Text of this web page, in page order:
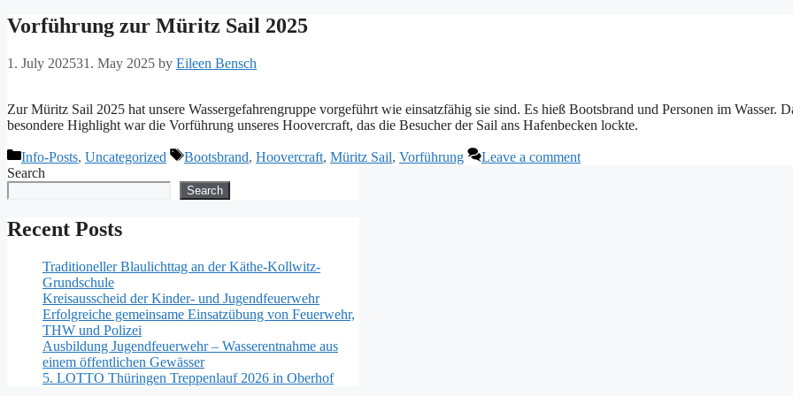
Vorführung zur Müritz Sail 2025
1. July 202531. May 2025 by Eileen Bensch
Zur Müritz Sail 2025 hat unsere Wassergefahrengruppe vorgeführt wie einsatzfähig sie sind. Es hieß Bootsbrand und Personen im Wasser.
besondere Highlight war die Vorführung unseres Hoovercraft, das die Besucher der Sail ans Hafenbecken lockte.
Categories
Info-Posts, Uncategorized Tags
Bootsbrand, Hoovercraft, Müritz Sail, Vorführung
Leave a comment
Search
Search
Recent Posts
Traditioneller Blaulichttag an der Käthe-Kollwitz-
Grundschule
Kreisausscheid der Kinder- und Jugendfeuerwehr
Erfolgreiche gemeinsame Einsatzübung von Feuerwehr,
THW und Polizei
Ausbildung Jugendfeuerwehr – Wasserentnahme aus
einem öffentlichen Gewässer
5. LOTTO Thüringen Treppenlauf 2026 in Oberhof